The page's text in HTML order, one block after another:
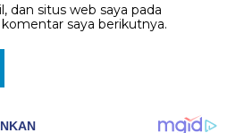
dan situs web saya pada
saya berikutnya.